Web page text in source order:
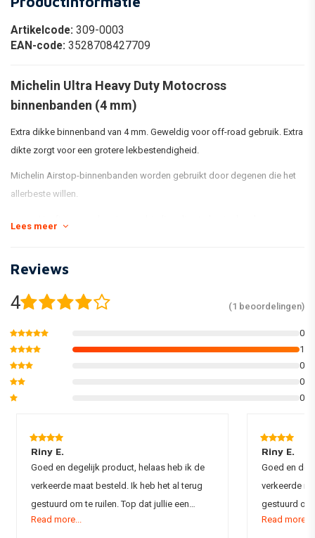
Artikelcode: 309-0003
EAN-code: 3528708427709
Michelin Ultra Heavy Duty Motocross
binnenbanden (4 mm)
Extra dikke binnenband van 4 mm. Geweldig voor off-road gebruik. Extra
dikte zorgt voor een grotere lekbestendigheid.
Michelin Airstop-binnenbanden worden gebruikt door degenen die het
allerbeste willen.
een ​​meer gebalanceerde binnenband te zijn
Lees meer
Reviews
4 (1 beoordelingen)
0
1
0
0
0
Riny E.
Goed en degelijk product, helaas heb ik de
verkeerde maat besteld. Ik heb het al terug
gestuurd om te ruilen. Top dat jullie een
cadeautje bij de aankoop geven!
Read more...
Riny E.
Goed en
verkeerde
gestuurd om
cadeautje
Read more...